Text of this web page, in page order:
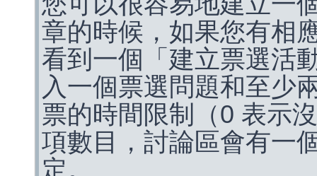
章的時候，如果您有相
看到一個「建立票選活
入一個票選問題和至少
票的時間限制（0 表示
項數目，討論區會有一
定。